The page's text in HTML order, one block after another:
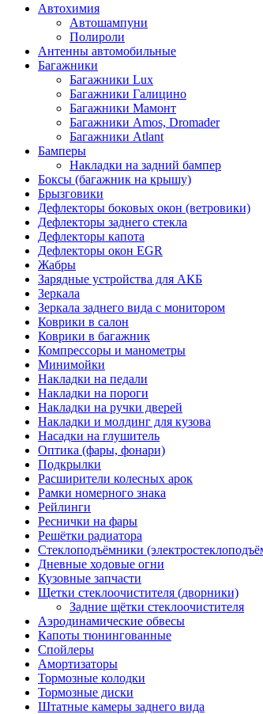
Автохимия
Автошампуни
Полироли
Антенны автомобильные
Багажники
Багажники Lux
Багажники Галицино
Багажники Мамонт
Багажники Amos, Dromader
Багажники Atlant
Бамперы
Накладки на задний бампер
Боксы (багажник на крышу)
Брызговики
Дефлекторы боковых окон (ветровики)
Дефлекторы заднего стекла
Дефлекторы капота
Дефлекторы окон EGR
Жабры
Зарядные устройства для АКБ
Зеркала
Зеркала заднего вида с монитором
Коврики в салон
Коврики в багажник
Компрессоры и манометры
Минимойки
Накладки на педали
Накладки на пороги
Накладки на ручки дверей
Накладки и молдинг для кузова
Насадки на глушитель
Оптика (фары, фонари)
Подкрылки
Расширители колесных арок
Рамки номерного знака
Рейлинги
Реснички на фары
Решётки радиатора
Стеклоподъёмники
Дневные ходовые огни
Кузовные запчасти
Щетки стеклоочистителя (дворники)
Задние щётки стеклоочистителя
Аэродинамические обвесы
Капоты тюнингованные
Спойлеры
Амортизаторы
Тормозные колодки
Тормозные диски
Штатные камеры заднего вида